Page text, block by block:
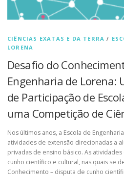
CIÊNCIAS EXATAS E DA TERRA /
LORENA
Desafio do
Engenharia de Lorena:
de Participação de
uma Competição de
Nos últimos anos, a Escola de
atividades de extensão direcionadas a
privadas de ensino básico. As
cunho científico e cultural, nas quais se
Conhecimento – disputa de cunho